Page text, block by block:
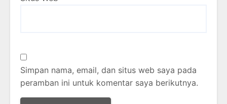
Simpan nama, email, dan situs web saya pada
peramban ini untuk komentar saya berikutnya.